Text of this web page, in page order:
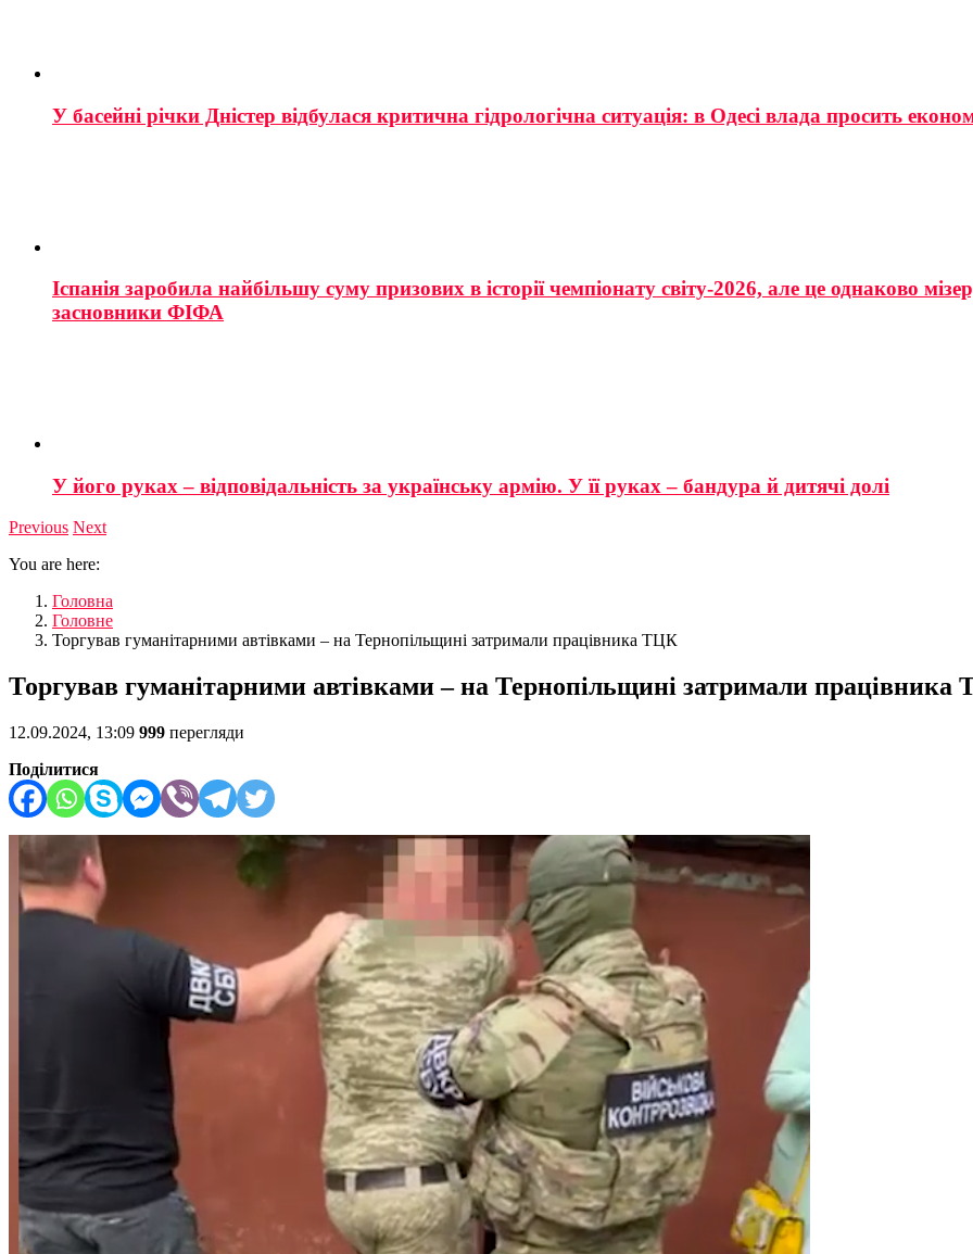
У басейні річки Дністер відбулася критична гідрологічна ситуація: в Одесі влада просить
Іспанія заробила найбільшу суму призових в історії чемпіонату світу-2026, але це однаково
засновники ФІФА
У його руках – відповідальність за українську армію. У її руках – бандура й дитячі долі
Previous Next
You are here:
Головна
Головне
Торгував гуманітарними автівками – на Тернопільщині затримали працівника ТЦК
Торгував гуманітарними автівками – на Тернопільщині затримали працівника
12.09.2024, 13:09 999 перегляди
Поділитися